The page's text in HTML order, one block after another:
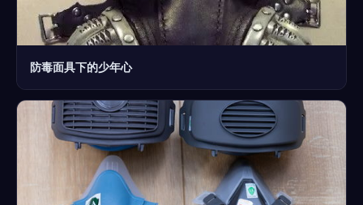
防毒面具下的少年心